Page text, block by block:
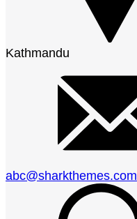
Kathmandu
abc@sharkthemes.com